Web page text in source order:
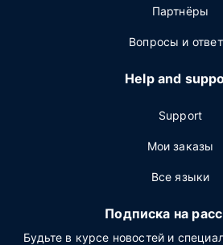
Партнёры
Вопросы и
Help and
Support
Мои заказы
Все языки
Подписка на
Будьте в курсе новостей и